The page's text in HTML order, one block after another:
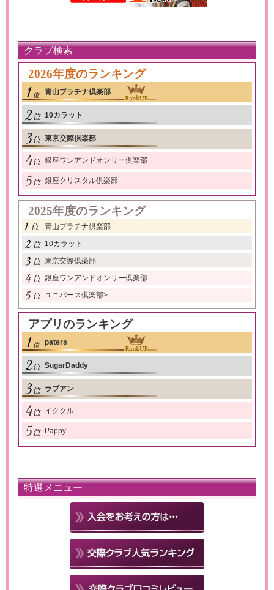
クラブ検索
2026年度のランキング
青山プラチナ倶楽部
10カラット
東京交際倶楽部
銀座ワンアンドオンリー倶楽部
銀座クリスタル倶楽部
2025年度のランキング
青山プラチナ倶楽部
10カラット
東京交際倶楽部
銀座ワンアンドオンリー倶楽部
ユニバース倶楽部>
アプリのランキング
paters
SugarDaddy
ラブアン
イククル
Pappy
特選メニュー